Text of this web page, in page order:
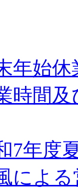
年始
時間
7年度
によ